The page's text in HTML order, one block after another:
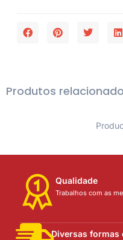
Produtos
Qualidade
Trabalhos com as
Diversas formas